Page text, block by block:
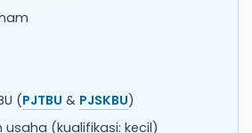
(PJTBU & PJSKBU)
(kualifikasi: kecil)